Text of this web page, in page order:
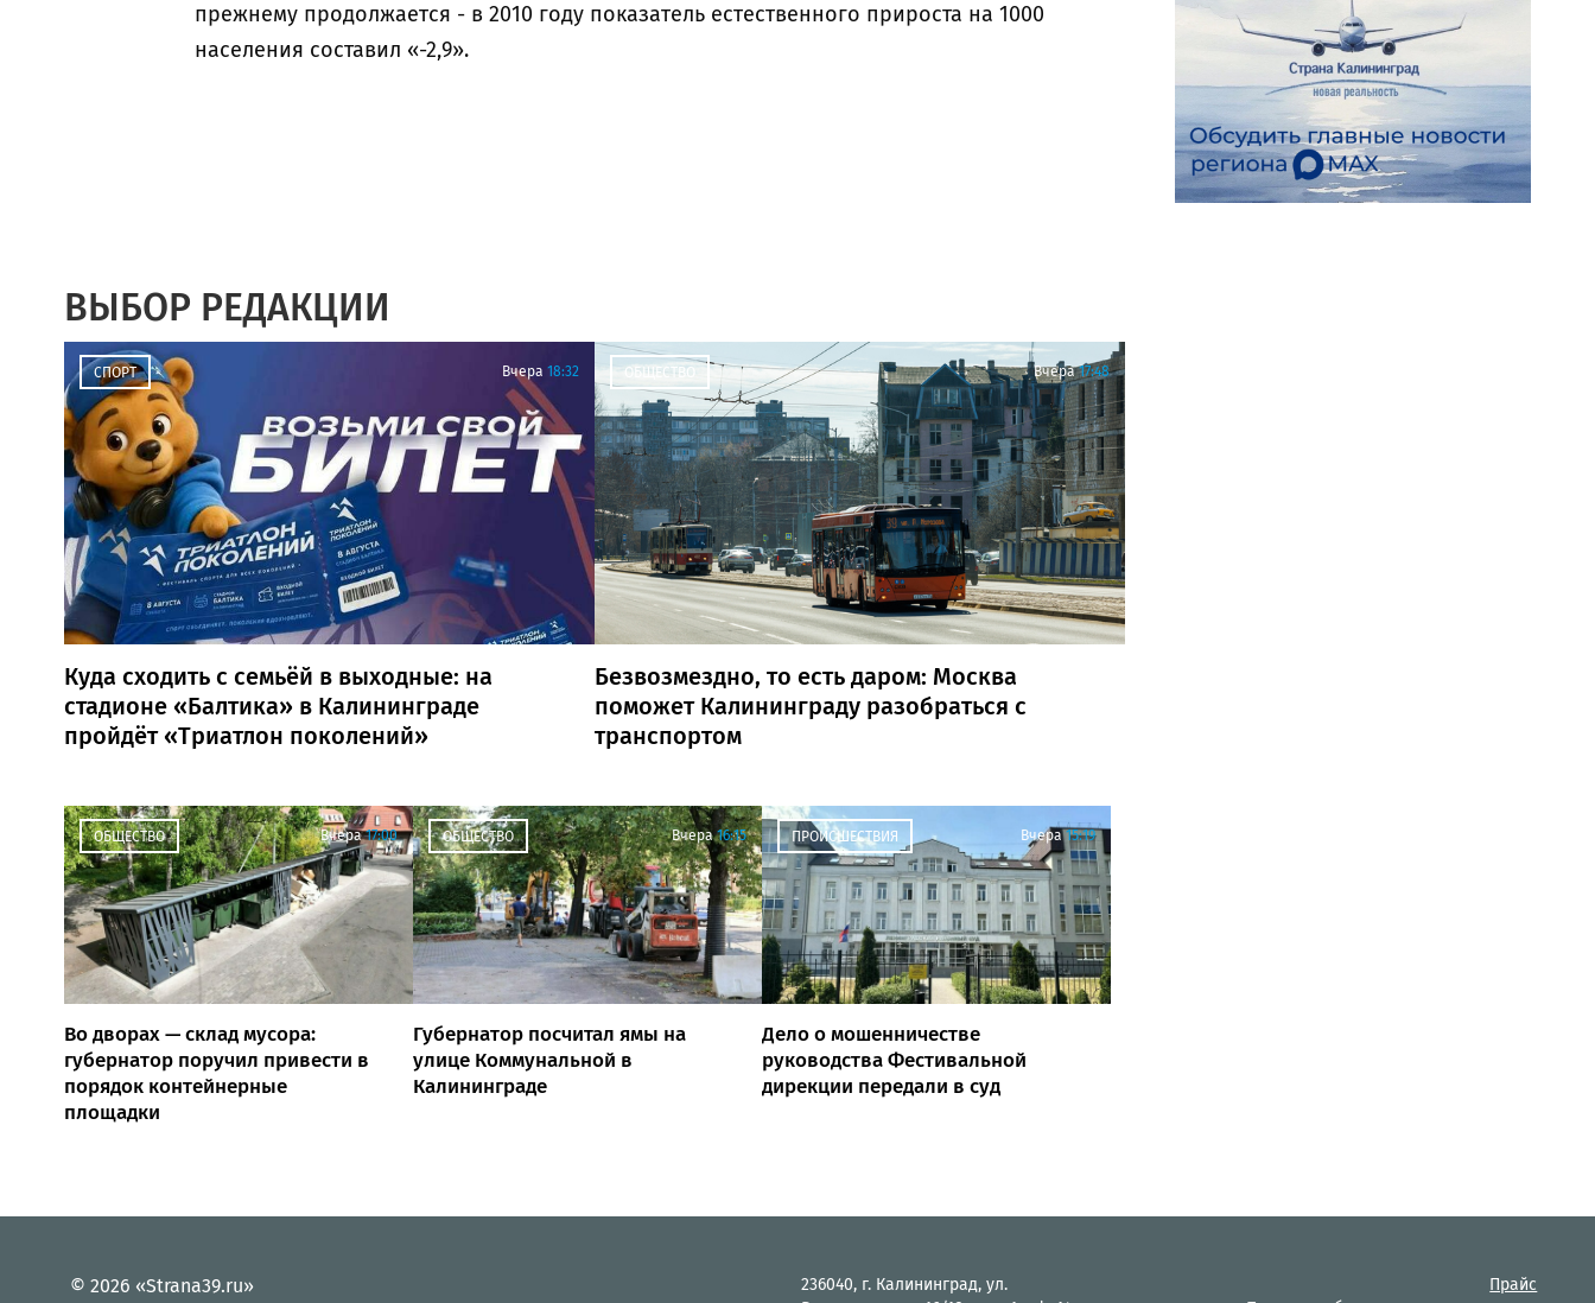
прежнему продолжается - в 2010 году показатель естественного прироста на 1000
населения составил «-2,9».
ВЫБОР РЕДАКЦИИ
СПОРТ Вчера 18:32
Куда сходить с семьёй в выходные: на
стадионе «Балтика» в Калининграде
пройдёт «Триатлон поколений»
ОБЩЕСТВО Вчера 17:48
Безвозмездно, то есть даром: Москва
поможет Калининграду разобраться с
транспортом
ОБЩЕСТВО Вчера 17:00
Во дворах — склад мусора:
губернатор поручил привести в
порядок контейнерные
площадки
ОБЩЕСТВО Вчера 16:15
Губернатор посчитал ямы на
улице Коммунальной в
Калининграде
ПРОИСШЕСТВИЯ Вчера 15:19
Дело о мошенничестве
руководства Фестивальной
дирекции передали в суд
© 2026 «Strana39.ru»
236040, г. Калининград, ул.
Прайс